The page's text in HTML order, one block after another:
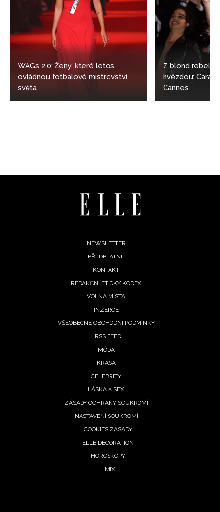
WAGs 2.0: Ženy, které letos
ovládnou fotbalové mistrovství
světa
Z blond
hvězdou: Cara
Cannes
NEWSLETTER
PŘEDPLATNÉ
KONTAKT
REDAKČNÍ ETICKÝ KODEX
VOLNÁ MÍSTA
INZERCE
VŠEOBECNÉ OBCHODNÍ PODMÍNKY
RSS FEED
MÓDA
KRÁSA
CELEBRITY
LÁSKA A SEX
ZÁSADY OCHRANY SOUKROMÍ
NASTAVENÍ SOUKROMÍ
COOKIES ZÁSADY
ELLE DECORATION
HOROSKOPY
MIX